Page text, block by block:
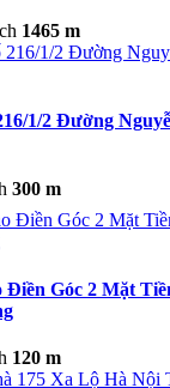
1465 m
1/2 Đường
300 m
Điền Góc 2 Mặt
120 m